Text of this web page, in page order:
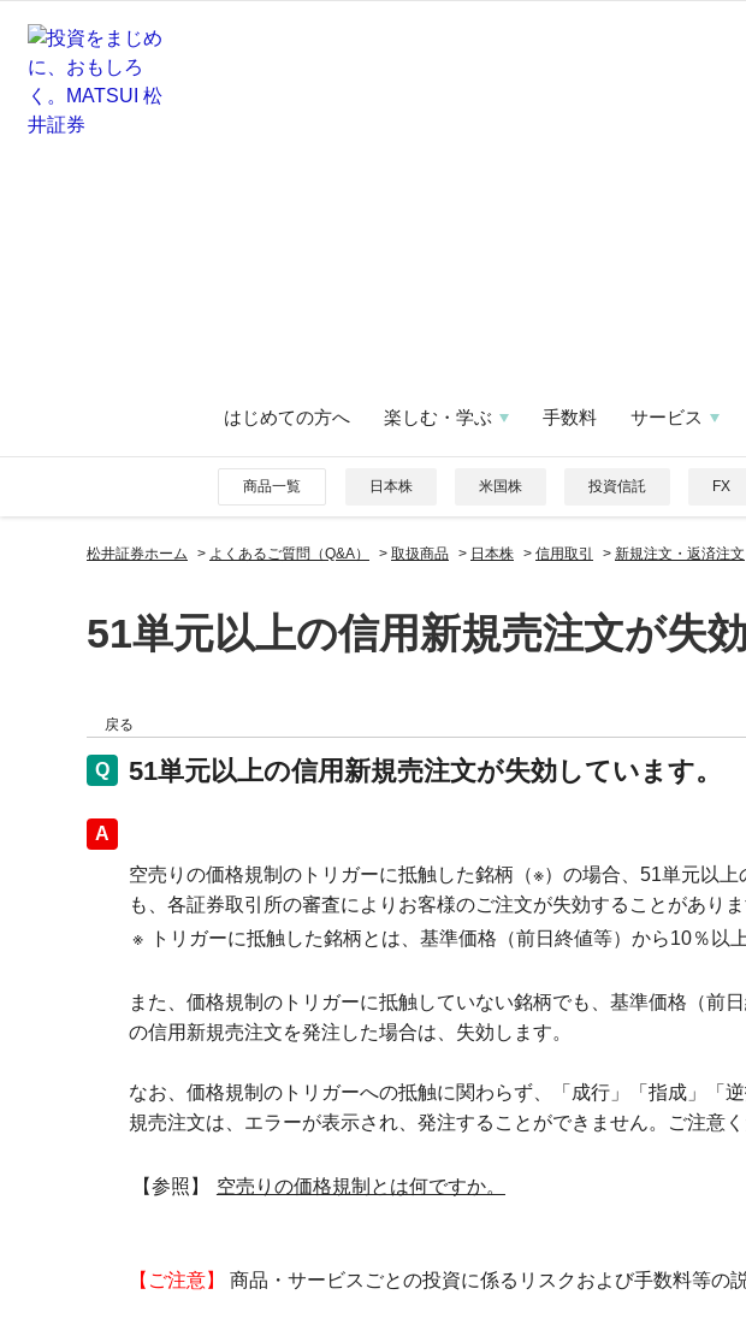
はじめての方へ 楽しむ・学ぶ 手数料 サービス
商品一覧 日本株 米国株 投資信託 FX
松井証券ホーム > よくあるご質問（Q&A） > 取扱商品 > 日本株 > 信用取引 > 新規注文・返済注文
51単元以上の信用新規売注文が失
戻る
51単元以上の信用新規売注文が失効しています。
回答
空売りの価格規制のトリガーに抵触した銘柄（※）の場合、51単元以
も、各証券取引所の審査によりお客様のご注文が失効することがありま
※
トリガーに抵触した銘柄とは、基準価格（前日終値等）から10％以
また、価格規制のトリガーに抵触していない銘柄でも、基準価格（前
の信用新規売注文を発注した場合は、失効します。
なお、価格規制のトリガーへの抵触に関わらず、「成行」「指成」「
規売注文は、エラーが表示され、発注することができません。ご注意く
【参照】 空売りの価格規制とは何ですか。
【ご注意】 商品・サービスごとの投資に係るリスクおよび手数料等の説